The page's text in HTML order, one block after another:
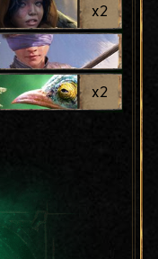
x2
x2